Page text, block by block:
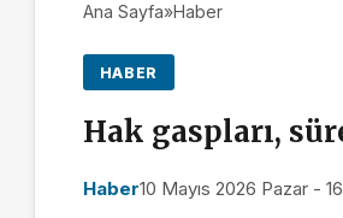
Ana Sayfa»Haber
HABER
Hak gaspları,
Haber10 Mayıs 2026 Pazar -